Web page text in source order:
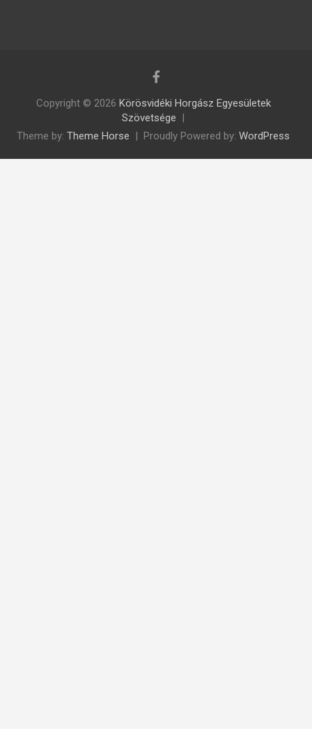
Copyright © 2026 Körösvidéki Horgász Egyesületek
Szövetsége
Theme by: Theme Horse Proudly Powered by: WordPress